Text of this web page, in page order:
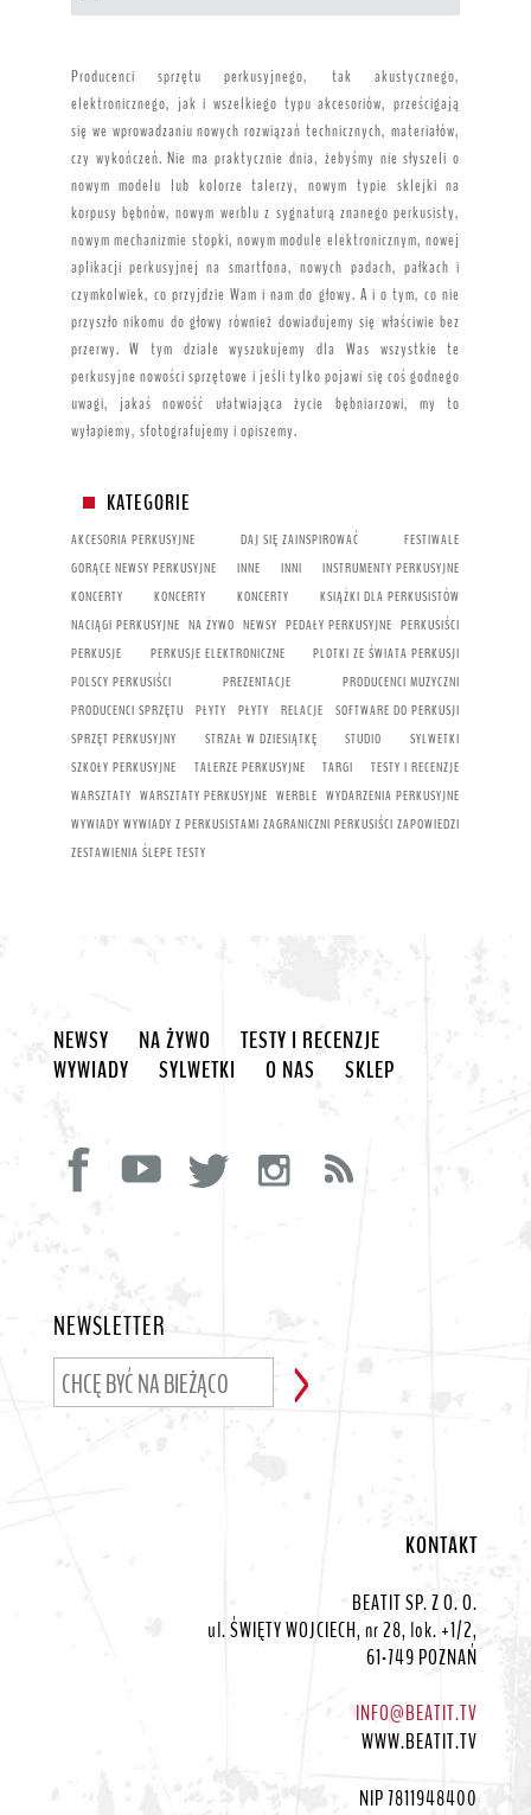
Producenci sprzętu perkusyjnego, tak akustycznego,
elektronicznego, jak i wszelkiego typu akcesoriów, prześcigają
się we wprowadzaniu nowych rozwiązań technicznych, materiałów,
czy wykończeń. Nie ma praktycznie dnia, żebyśmy nie słyszeli o
nowym modelu lub kolorze talerzy, nowym typie sklejki na
korpusy bębnów, nowym werblu z sygnaturą znanego perkusisty,
nowym mechanizmie stopki, nowym module elektronicznym, nowej
aplikacji perkusyjnej na smartfona, nowych padach, pałkach i
czymkolwiek, co przyjdzie Wam i nam do głowy. A i o tym, co nie
przyszło nikomu do głowy również dowiadujemy się właściwie bez
przerwy. W tym dziale wyszukujemy dla Was wszystkie te
perkusyjne nowości sprzętowe i jeśli tylko pojawi się coś godnego
uwagi, jakaś nowość ułatwiająca życie bębniarzowi, my to
wyłapiemy, sfotografujemy i opiszemy.
KATEGORIE
AKCESORIA PERKUSYJNE DAJ SIĘ ZAINSPIROWAĆ
FESTIWALE
GORĄCE NEWSY PERKUSYJNE
INNE INNI
INSTRUMENTY PERKUSYJNE
KONCERTY
KONCERTY KONCERTY
KSIĄŻKI DLA PERKUSISTÓW
NACIĄGI PERKUSYJNE NA ŻYWO NEWSY PEDAŁY PERKUSYJNE PERKUSIŚCI
PERKUSJE
PERKUSJE ELEKTRONICZNE
PLOTKI ZE ŚWIATA PERKUSJI
POLSCY PERKUSIŚCI
PREZENTACJE
PRODUCENCI MUZYCZNI
PRODUCENCI SPRZĘTU
PŁYTY PŁYTY RELACJE
SOFTWARE DO PERKUSJI
SPRZĘT PERKUSYJNY
STRZAŁ W DZIESIĄTKĘ STUDIO
SYLWETKI
SZKOŁY PERKUSYJNE
TALERZE PERKUSYJNE TARGI
TESTY I RECENZJE
WARSZTATY WARSZTATY PERKUSYJNE WERBLE WYDARZENIA PERKUSYJNE
WYWIADY WYWIADY Z PERKUSISTAMI ZAGRANICZNI PERKUSIŚCI ZAPOWIEDZI
ZESTAWIENIA ŚLEPE TESTY
NEWSY NA ŻYWO
TESTY I RECENZJE
WYWIADY
SYLWETKI O NAS SKLEP
NEWSLETTER
KONTAKT
BEATIT SP. Z O. O.
ul. ŚWIĘTY WOJCIECH, nr 28, lok. +1/2,
61-749 POZNAŃ
INFO@BEATIT.TV
WWW.BEATIT.TV
NIP 7811948400